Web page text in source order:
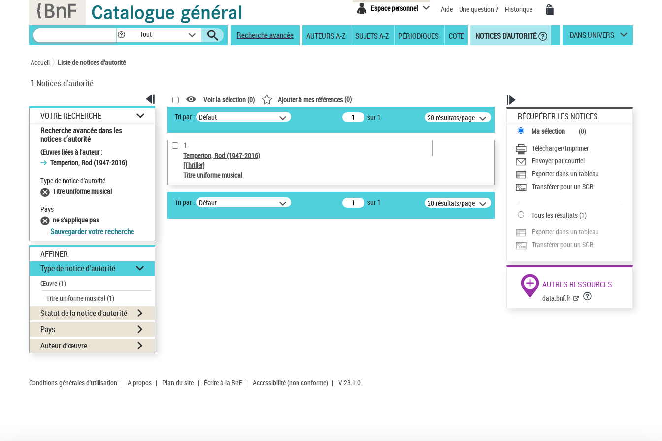
Espace personnel Aide Une question ? Historique
Tout Recherche avancée AUTEURS A-Z SUJETS A-Z PÉRIODIQUES COTE NOTICES D'AUTORITÉ DANS UNIVERS
Accueil Liste de notices d’autorité
1 Notices d'autorité
VOTRE RECHERCHE
Recherche avancée dans les
notices d’autorité
Œuvres liées à l'auteur :
Temperton, Rod (1947-2016)
Type de notice d'autorité
Titre uniforme musical
Pays
ne s'applique pas
Sauvegarder votre recherche
AFFINER
Type de notice d'autorité
Œuvre(1)
Titre uniforme musical(1)
Statut de la notice d’autorité
Pays
Auteur d’œuvre
Voir la sélection (0) Ajouter à mes références(0)
Tri par : Défaut sur 1 20 résultats/page
1
Temperton, Rod (1947-2016)
[Thriller]
Titre uniforme musical
Tri par : Défaut sur 1 20 résultats/page
RÉCUPÉRER LES NOTICES
Ma sélection (0)
Télécharger/Imprimer
Envoyer par courriel
Exporter dans un tableau
Transférer pour un SGB
Tous les résultats(1)
Exporter dans un tableau
Transférer pour un SGB
AUTRES RESSOURCES
data.bnf.fr
Conditions générales d'utilisation | A propos | Plan du site | Écrire à la BnF | Accessibilité (non conforme) | V 23.1.0
Panneau de gestion des cookies